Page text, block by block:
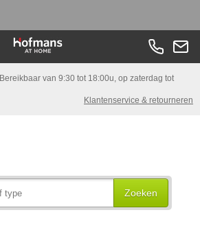
Bereikbaar van 9:30 tot 18:00u, op zaterdag tot
Klantenservice & retourneren
Zoeken